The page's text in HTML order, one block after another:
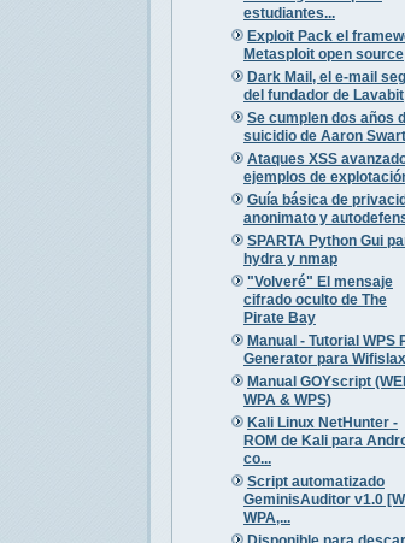
estudiantes...
Exploit Pack el
Metasploit open source
Dark Mail, el e-mail
del fundador de Lavabit
Se cumplen dos años
suicidio de Aaron
Ataques XSS
ejemplos de
Guía básica de
anonimato y
SPARTA Python Gui
hydra y nmap
"Volveré" El mensaje
cifrado oculto de The
Pirate Bay
Manual - Tutorial WPS
Generator para Wifislax
Manual GOYscript
WPA & WPS)
Kali Linux NetHunter -
ROM de Kali para
co...
Script automatizado
GeminisAuditor v1.0
WPA,...